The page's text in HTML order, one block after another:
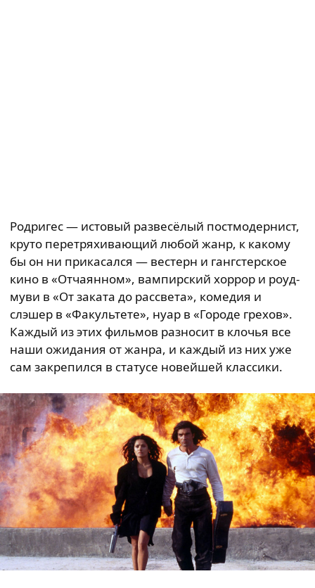
Родригес — истовый развесёлый постмодернист,
круто перетряхивающий любой жанр, к какому
бы он ни прикасался — вестерн и гангстерское
кино в «Отчаянном», вампирский хоррор и роуд-
муви в «От заката до рассвета», комедия и
слэшер в «Факультете», нуар в «Городе грехов».
Каждый из этих фильмов разносит в клочья все
наши ожидания от жанра, и каждый из них уже
сам закрепился в статусе новейшей классики.